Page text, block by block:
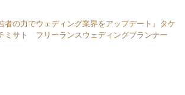
者の力でウェディング業界をアップデート』タケ
ミサト フリーランスウェディングプランナー